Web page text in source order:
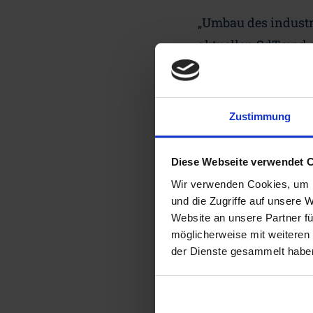
Zustimmung
Diese Webseite verwendet
Wir verwenden Cookies,
und die Zugriffe auf unsere
Website an unsere Partner
möglicherweise mit
der Dienste gesammelt
„Umbau des
aktuellen SdT und
Im Rahmen des 5.
Ergebnisse der
In dieser im
die CO2-neutrale
ökologischer
dem Einsatz von
exemplarische